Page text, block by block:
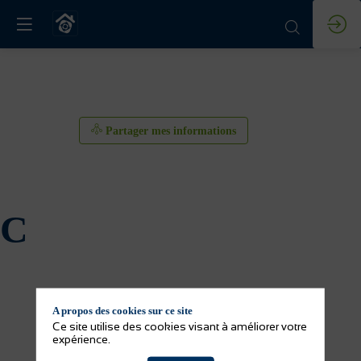
Partager mes informations
A propos des cookies sur ce site
Ce site utilise des cookies visant à améliorer votre
expérience.